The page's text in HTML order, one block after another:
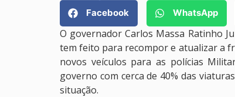
Facebook
WhatsApp
O governador Carlos Massa Ratinho
tem feito para recompor e atualizar a
novos veículos para as polícias
governo com cerca de 40% das
situação.